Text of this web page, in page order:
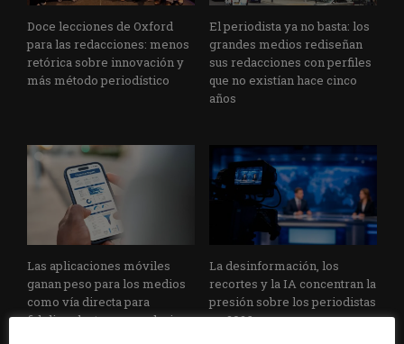
Doce lecciones de Oxford
para las redacciones: menos
retórica sobre innovación y
más método periodístico
El periodista ya no basta: los
grandes medios rediseñan
sus redacciones con perfiles
que no existían hace cinco
años
Las aplicaciones móviles
ganan peso para los medios
como vía directa para
fidelizar lectores y reducir
La desinformación, los
recortes y la IA concentran la
presión sobre los periodistas
en 2026